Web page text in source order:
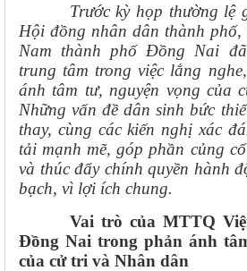
Trước kỳ họp thường lệ
Hội đồng nhân dân thành
Nam thành phố Đồng Nai
trung tâm trong việc lắng
ánh tâm tư, nguyện vọng của
Những vấn đề dân sinh bức
thay, cùng các kiến nghị xác
tải mạnh mẽ, góp phần củng
và thúc đẩy chính quyền hành
bạch, vì lợi ích chung.
Vai trò của MTTQ
Đồng Nai trong phản ánh
của cử tri và Nhân dân